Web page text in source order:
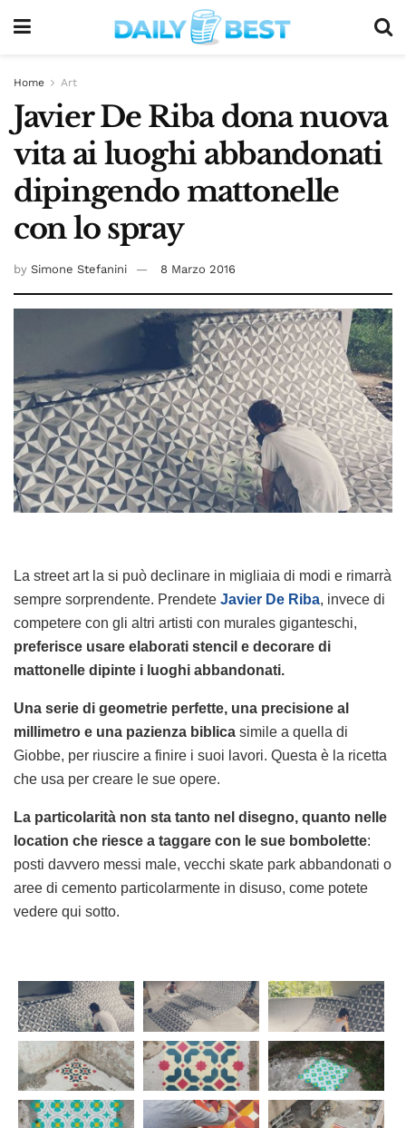
Home Art
Javier De Riba dona nuova
vita ai luoghi abbandonati
dipingendo mattonelle
con lo spray
by Simone Stefanini 8 Marzo 2016
La street art la si può declinare in migliaia di modi e rimarrà
sempre sorprendente. Prendete Javier De Riba, invece di
competere con gli altri artisti con murales giganteschi,
preferisce usare elaborati stencil e decorare di
mattonelle dipinte i luoghi abbandonati.
Una serie di geometrie perfette, una precisione al
millimetro e una pazienza biblica simile a quella di
Giobbe, per riuscire a finire i suoi lavori. Questa è la ricetta
che usa per creare le sue opere.
La particolarità non sta tanto nel disegno, quanto nelle
location che riesce a taggare con le sue bombolette:
posti davvero messi male, vecchi skate park abbandonati o
aree di cemento particolarmente in disuso, come potete
vedere qui sotto.